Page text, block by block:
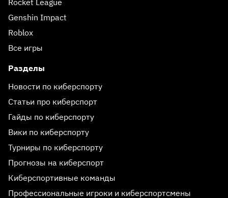
Genshin Impact
Roblox
Все игры
Разделы
Новости по киберспорту
Статьи про киберспорт
Гайды по киберспорту
Вики по киберспорту
Турниры по киберспорту
Прогнозы на киберспорт
Киберспортивные команды
Профессиональные игроки и киберспортсмены